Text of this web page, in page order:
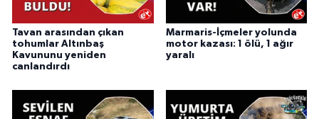
Tavan arasından çıkan
tohumlar Altınbaş
Kavununu yeniden
canlandırdı
Marmaris-İçmeler yolunda
motor kazası: 1 ölü, 1 ağır
yaralı